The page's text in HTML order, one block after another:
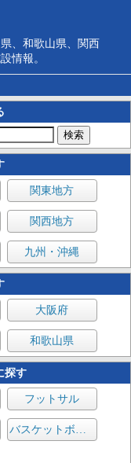
、和歌山県、関西
情報。
関東地方
関西地方
九州・沖縄
大阪府
和歌山県
探す
フットサル
バスケットボール